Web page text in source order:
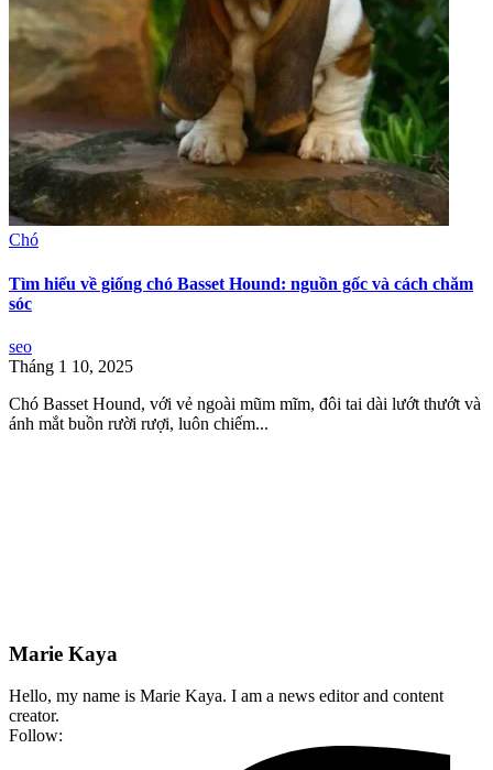
Chó
Tìm hiểu về giống chó Basset Hound: nguồn gốc và cách chăm
sóc
seo
Tháng 1 10, 2025
Chó Basset Hound, với vẻ ngoài mũm mĩm, đôi tai dài lướt thướt và
ánh mắt buồn rười rượi, luôn chiếm...
Marie Kaya
Hello, my name is Marie Kaya. I am a news editor and content
creator.
Follow: